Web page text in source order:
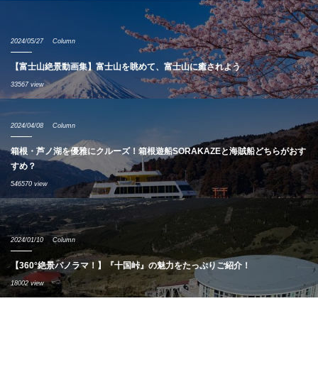
2024/05/27 Column
【富士山絶景動画集】富士山を眺めて、富士山に癒されよう
33567 view
2024/04/08 Column
箱根・芦ノ湖を優雅にクルーズ！箱根遊船SORAKAZEと海賊船どちらがおす
すめ？
546570 view
2024/01/10 Column
【360°絶景パノラマ！】『十国峠』の魅力をたっぷりご紹介！
18002 view